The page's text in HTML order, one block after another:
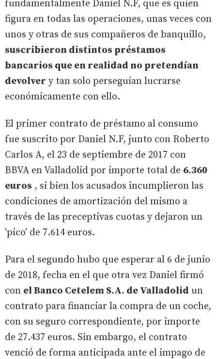
fundamentalmente Daniel N.F, que es quien
figura en todas las operaciones, unas veces con
unos y otras de sus compañeros de banquillo,
suscribieron distintos préstamos
bancarios que en realidad no pretendían
devolver y tan solo perseguían lucrarse
económicamente con ello.
El primer contrato de préstamo al consumo
fue suscrito por Daniel N.F, junto con Roberto
Carlos A, el 23 de septiembre de 2017 con
BBVA en Valladolid por importe total de 6.360
euros , si bien los acusados incumplieron las
condiciones de amortización del mismo a
través de las preceptivas cuotas y dejaron un
'pico' de 7.614 euros.
Para el segundo hubo que esperar al 6 de junio
de 2018, fecha en el que otra vez Daniel firmó
con el Banco Cetelem S.A. de Valladolid un
contrato para financiar la compra de un coche,
con su seguro correspondiente, por importe
de 27.437 euros. Sin embargo, el contrato
venció de forma anticipada ante el impago de